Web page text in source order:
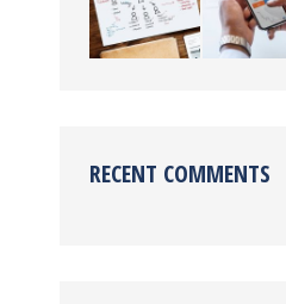
RECENT COMMENTS